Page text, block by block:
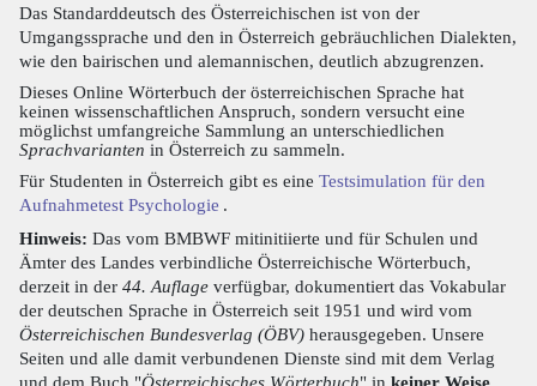
Das Standarddeutsch des Österreichischen ist von der
Umgangssprache und den in Österreich gebräuchlichen Dialekten,
wie den bairischen und alemannischen, deutlich abzugrenzen.
Dieses Online Wörterbuch der österreichischen Sprache hat
keinen wissenschaftlichen Anspruch, sondern versucht eine
möglichst umfangreiche Sammlung an unterschiedlichen
Sprachvarianten in Österreich zu sammeln.
Für Studenten in Österreich gibt es eine Testsimulation für den
Aufnahmetest Psychologie .
Hinweis: Das vom BMBWF mitinitiierte und für Schulen und
Ämter des Landes verbindliche Österreichische Wörterbuch,
derzeit in der 44. Auflage verfügbar, dokumentiert das Vokabular
der deutschen Sprache in Österreich seit 1951 und wird vom
Österreichischen Bundesverlag (ÖBV) herausgegeben. Unsere
Seiten und alle damit verbundenen Dienste sind mit dem Verlag
und dem Buch "Österreichisches Wörterbuch" in keiner Weise